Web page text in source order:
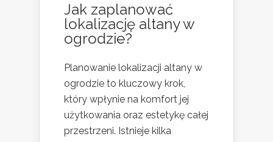
Jak zaplanować
lokalizację altany w
ogrodzie?
Planowanie lokalizacji altany w
ogrodzie to kluczowy krok,
który wpłynie na komfort jej
użytkowania oraz estetykę całej
przestrzeni. Istnieje kilka